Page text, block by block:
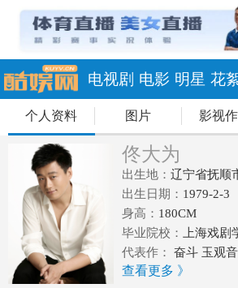
电视剧 电影 明星 花
个人资料 图片 影视
佟大为
出生地： 辽宁省抚顺
出生日期： 1979-2-3
身高： 180CM
毕业院校：
上海戏剧
代表作：
奋斗 玉观
妈猫爸 苹果 中国合
查看更多 》